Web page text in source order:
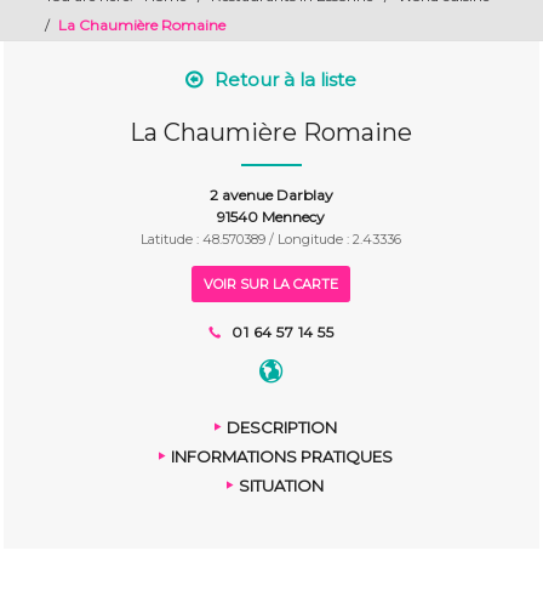
/ La Chaumière Romaine
Retour à la liste
La Chaumière Romaine
2 avenue Darblay
91540 Mennecy
Latitude : 48.570389 / Longitude : 2.43336
VOIR SUR LA CARTE
01 64 57 14 55
DESCRIPTION
INFORMATIONS PRATIQUES
SITUATION